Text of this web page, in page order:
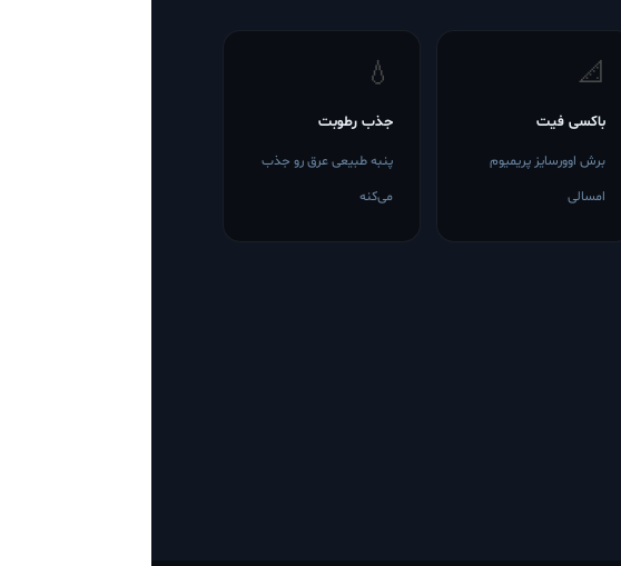
📐
باکسی فیت
برش اوورسایز پریمیوم
امسالی
💧
جذب رطوبت
پنبه طبیعی عرق رو جذب
می‌کنه